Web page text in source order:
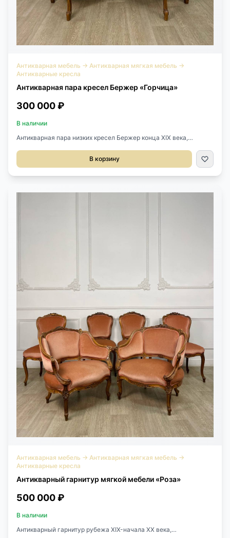
Антикварная мебель → Антикварная мягкая мебель →
Антикварные кресла
Антикварная пара кресел Бержер «Горчица»
300 000 ₽
В наличии
Антикварная пара низких кресел Бержер конца XIX века,
см.Высота сиденья 40 см.
В корзину
Антикварная мебель → Антикварная мягкая мебель →
Антикварные кресла
Антикварный гарнитур мягкой мебели «Роза»
500 000 ₽
В наличии
Антикварный гарнитур рубежа XIX-начала XX века,